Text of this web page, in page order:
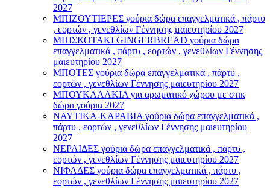
2027
ΜΠΙΖΟΥΤΙΕΡΕΣ γούρια δώρα επαγγελματικά , πάρτυ
, εορτών , γενεθλίων Γέννησης μαιευτηρίου 2027
ΜΠΙΣΚΟΤΑΚΙ GINGERBREAD γούρια δώρα
επαγγελματικά , πάρτυ , εορτών , γενεθλίων Γέννησης
μαιευτηρίου 2027
ΜΠΟΤΕΣ γούρια δώρα επαγγελματικά , πάρτυ ,
εορτών , γενεθλίων Γέννησης μαιευτηρίου 2027
ΜΠΟΥΚΑΛΑΚΙΑ για αρωματικό χώρου με στικ
δώρα γούρια 2027
ΝΑΥΤΙΚΑ-ΚΑΡΑΒΙΑ γούρια δώρα επαγγελματικά ,
πάρτυ , εορτών , γενεθλίων Γέννησης μαιευτηρίου
2027
ΝΕΡΑΙΔΕΣ γούρια δώρα επαγγελματικά , πάρτυ ,
εορτών , γενεθλίων Γέννησης μαιευτηρίου 2027
ΝΙΦΑΔΕΣ γούρια δώρα επαγγελματικά , πάρτυ ,
εορτών , γενεθλίων Γέννησης μαιευτηρίου 2027